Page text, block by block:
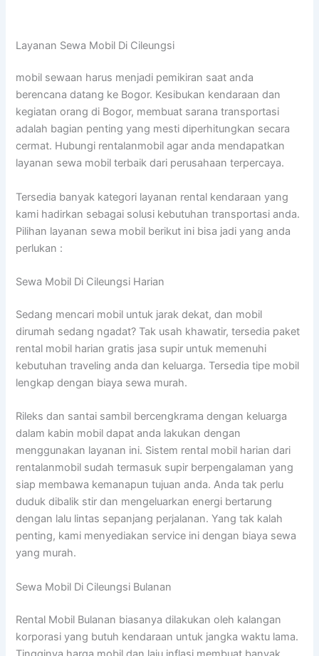
Layanan Sewa Mobil Di Cileungsi
mobil sewaan harus menjadi pemikiran saat anda
berencana datang ke Bogor. Kesibukan kendaraan dan
kegiatan orang di Bogor, membuat sarana transportasi
adalah bagian penting yang mesti diperhitungkan secara
cermat. Hubungi rentalanmobil agar anda mendapatkan
layanan sewa mobil terbaik dari perusahaan terpercaya.
Tersedia banyak kategori layanan rental kendaraan yang
kami hadirkan sebagai solusi kebutuhan transportasi anda.
Pilihan layanan sewa mobil berikut ini bisa jadi yang anda
perlukan :
Sewa Mobil Di Cileungsi Harian
Sedang mencari mobil untuk jarak dekat, dan mobil
dirumah sedang ngadat? Tak usah khawatir, tersedia paket
rental mobil harian gratis jasa supir untuk memenuhi
kebutuhan traveling anda dan keluarga. Tersedia tipe mobil
lengkap dengan biaya sewa murah.
Rileks dan santai sambil bercengkrama dengan keluarga
dalam kabin mobil dapat anda lakukan dengan
menggunakan layanan ini. Sistem rental mobil harian dari
rentalanmobil sudah termasuk supir berpengalaman yang
siap membawa kemanapun tujuan anda. Anda tak perlu
duduk dibalik stir dan mengeluarkan energi bertarung
dengan lalu lintas sepanjang perjalanan. Yang tak kalah
penting, kami menyediakan service ini dengan biaya sewa
yang murah.
Sewa Mobil Di Cileungsi Bulanan
Rental Mobil Bulanan biasanya dilakukan oleh kalangan
korporasi yang butuh kendaraan untuk jangka waktu lama.